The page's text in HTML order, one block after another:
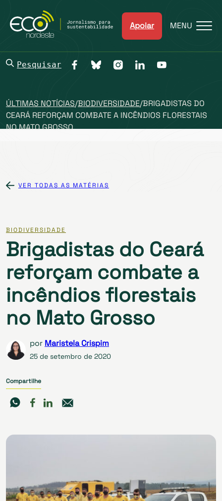
Apoiar MENU
Pesquisar
ÚLTIMAS NOTÍCIAS/BIODIVERSIDADE/BRIGADISTAS DO
CEARÁ REFORÇAM COMBATE A INCÊNDIOS FLORESTAIS
NO MATO GROSSO
VER TODAS AS MATÉRIAS
BIODIVERSIDADE
Brigadistas do Ceará
reforçam combate a
incêndios florestais
no Mato Grosso
por Maristela Crispim
25 de setembro de 2020
Compartilhe